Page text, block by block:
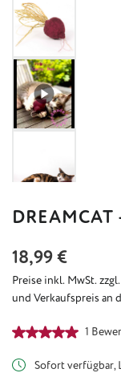
DREAMCAT
Regulärer Preis:
18,99 €
Preise inkl. MwSt.
und Verkaufspreis an
Durchschnittliche
1
Sofort verfügbar,